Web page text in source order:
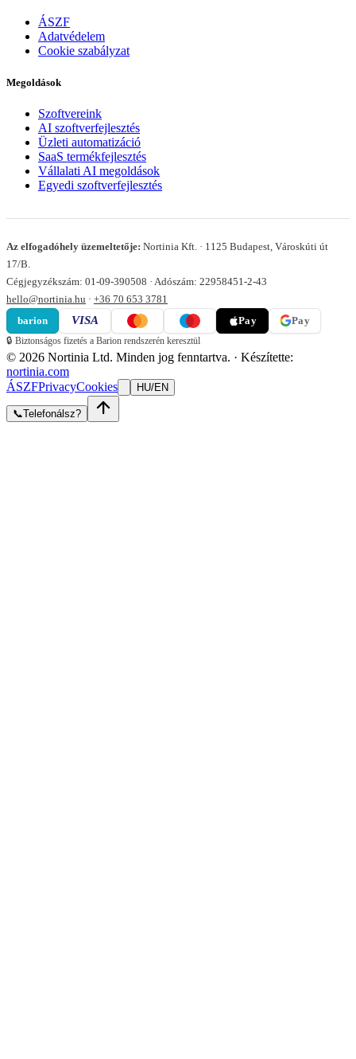
ÁSZF
Adatvédelem
Cookie szabályzat
Megoldások
Szoftvereink
AI szoftverfejlesztés
Üzleti automatizáció
SaaS termékfejlesztés
Vállalati AI megoldások
Egyedi szoftverfejlesztés
Az elfogadóhely üzemeltetője: Nortinia Kft. · 1125 Budapest, Városkúti út
17/B.
Cégjegyzékszám: 01-09-390508 · Adószám: 22958451-2-43
hello@nortinia.hu · +36 70 653 3781
barion
VISA Pay Pay
🔒 Biztonságos fizetés a Barion rendszerén keresztül
© 2026 Nortinia Ltd. Minden jog fenntartva. · Készítette:
nortinia.com
ÁSZFPrivacyCookies HU/EN
📞Telefonálsz?